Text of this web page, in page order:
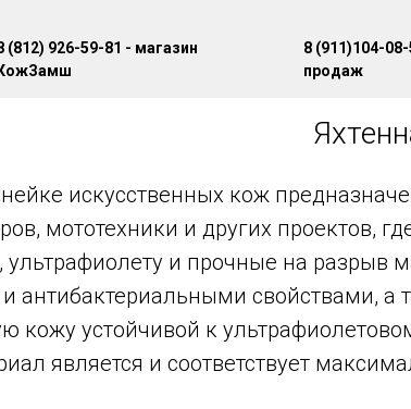
(812) 926-59-81 - магазин
КожЗамш
8 (911)104-
продаж
искусственных кож
мототехники и других проектов,
ультрафиолету и прочные на разрыв
антибактериальными свойствами,
кожу устойчивой к
является и соответствует